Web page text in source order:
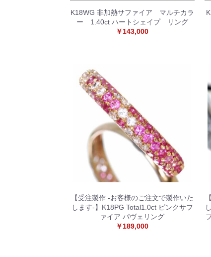
K18WG 非加熱サファイア マルチカラ
ー 1.40ct ハートシェイプ リング
￥143,000
【受注製作 -お客様のご注文で製作いた
します-】K18PG Total1.0ct ピンクサフ
ァイア パヴェリング
￥189,000